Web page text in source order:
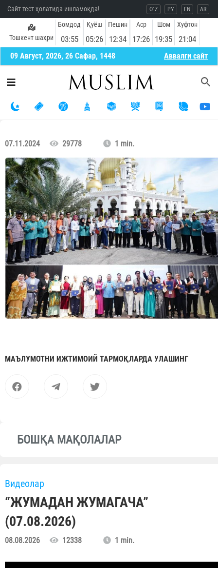
Сайт тест ҳолатида ишламоқда! O`Z РУ EN AR
Тошкент шаҳри
Бомдод
03:55
Қуёш
05:26
Пешин
12:34
Аср
17:26
Шом
19:35
Хуфтон
21:04
09 Август, 2026, 26 Сафар, 1448 Aввалги сайт
07.11.2024 29778 1 min.
МАЪЛУМОТНИ ИЖТИМОИЙ ТАРМОҚЛАРДА УЛАШИНГ
БОШҚА МАҚОЛАЛАР
Видеолар
“ЖУМАДАН ЖУМАГАЧА”
(07.08.2026)
08.08.2026 12338 1 min.